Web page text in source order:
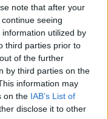
note that after your
seeing
utilized by
third parties prior to
of the further
by third parties on the
information may
on the IAB’s List of
disclose it to other
Life
επικίνδυνο
you marry me?»